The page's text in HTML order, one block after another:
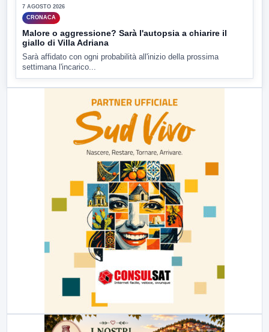
7 AGOSTO 2026
CRONACA
Malore o aggressione? Sarà l'autopsia a chiarire il
giallo di Villa Adriana
Sarà affidato con ogni probabilità all'inizio della prossima
settimana l'incarico...